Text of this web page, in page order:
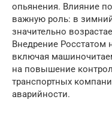
опьянения. Влияние
важную роль: в
значительно
Внедрение Росстатом
включая
на повышение
транспортных
аварийности.